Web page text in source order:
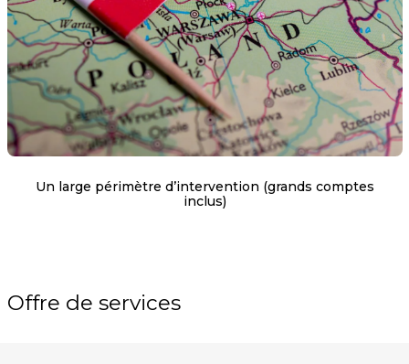
Un large périmètre d’intervention (grands comptes
inclus)
Offre de services